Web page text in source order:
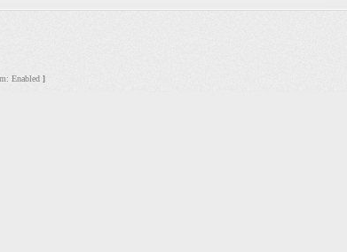
Enabled ]